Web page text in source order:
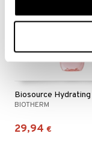
BIOTHERM
29,94 €